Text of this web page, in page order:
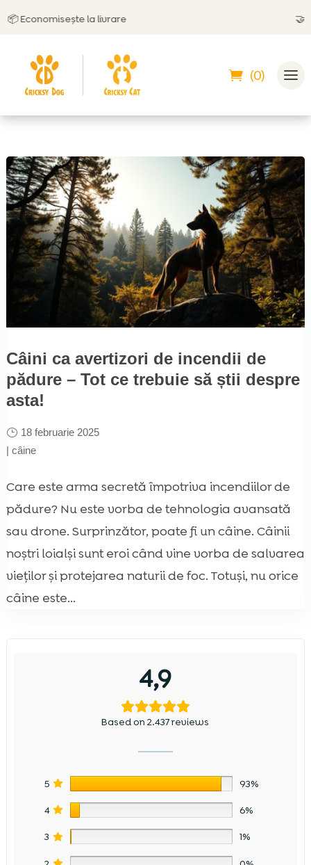
Economisește la livrare
(0)
Câini ca avertizori de incendii de
pădure – Tot ce trebuie să știi despre
asta!
18 februarie 2025
| câine
Care este arma secretă împotriva incendiilor de
pădure? Nu este vorba de tehnologia avansată
sau drone. Surprinzător, poate fi un câine. Câinii
noștri loialși sunt eroi când vine vorba de salvarea
vieților și protejarea naturii de foc. Totuși, nu orice
câine este...
4,9
Based on 2.437 reviews
5 93%
4 6%
3 1%